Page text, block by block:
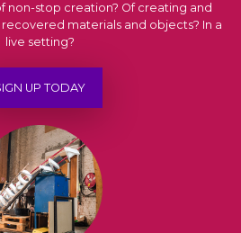
non-stop creation? Of creating and
materials and objects? In a
live setting?
UP TODAY